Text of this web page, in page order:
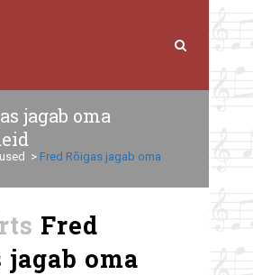
jagab oma
> Fred Rõigas jagab oma
Fred
jagab oma